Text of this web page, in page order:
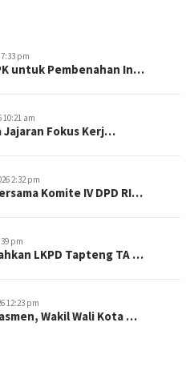
pm
untuk Pembenahan In…
10:21 am
Jajaran Fokus Kerj…
2:32 pm
Komite IV DPD RI…
pm
LKPD Tapteng TA …
12:23 pm
Wakil Wali Kota …